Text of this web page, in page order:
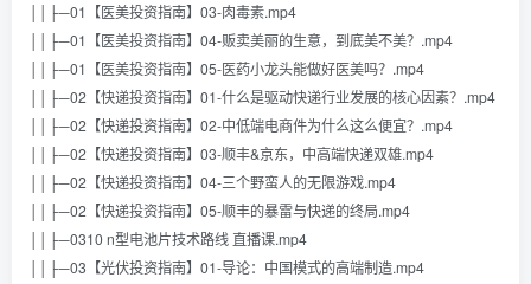
││├─01【医美投资指南】03-肉毒素.mp4
││├─01【医美投资指南】04-贩卖美丽的生意，到底美不美？.mp4
││├─01【医美投资指南】05-医药小龙头能做好医美吗？.mp4
││├─02【快递投资指南】01-什么是驱动快递行业发展的核心因素？.mp4
││├─02【快递投资指南】02-中低端电商件为什么这么便宜？.mp4
││├─02【快递投资指南】03-顺丰&京东，中高端快递双雄.mp4
││├─02【快递投资指南】04-三个野蛮人的无限游戏.mp4
││├─02【快递投资指南】05-顺丰的暴雷与快递的终局.mp4
││├─0310 n型电池片技术路线 直播课.mp4
││├─03【光伏投资指南】01-导论：中国模式的高端制造.mp4